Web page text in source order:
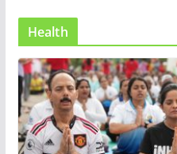
Health